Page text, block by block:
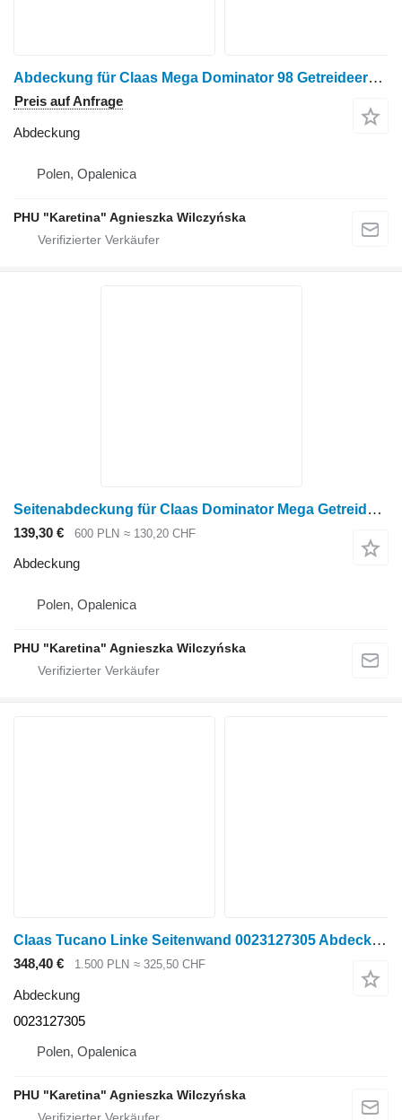
Abdeckung für Claas Mega Dominator 98 Getreideernter
Preis auf Anfrage
Abdeckung
Polen, Opalenica
PHU "Karetina" Agnieszka Wilczyńska
Seitenabdeckung für Claas Dominator Mega Getreideernter
139,30 € 600 PLN ≈ 130,20 CHF
Abdeckung
Polen, Opalenica
PHU "Karetina" Agnieszka Wilczyńska
Claas Tucano Linke Seitenwand 0023127305 Abdeckung für Claas Tucano Getreideernter
348,40 € 1.500 PLN ≈ 325,50 CHF
Abdeckung
0023127305
Polen, Opalenica
PHU "Karetina" Agnieszka Wilczyńska